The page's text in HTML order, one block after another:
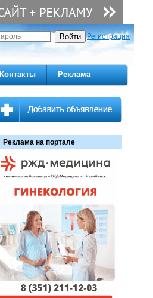
Регистрация
Контакты Реклама
Реклама на портале